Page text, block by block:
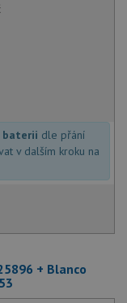
dle přání
v dalším kroku na
+ Blanco